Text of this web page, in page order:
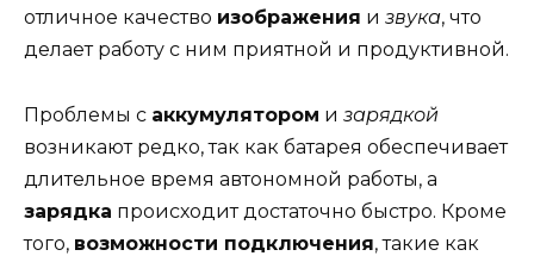
отличное качество изображения и звука, что
делает работу с ним приятной и продуктивной.
Проблемы с аккумулятором и зарядкой
возникают редко, так как батарея обеспечивает
длительное время автономной работы, а
зарядка происходит достаточно быстро. Кроме
того, возможности подключения, такие как